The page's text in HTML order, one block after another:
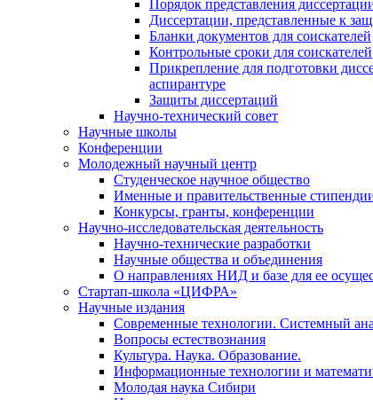
Порядок представления
Диссертации, представленные к
Бланки документов для соискателей
Контрольные сроки для соискателей
Прикрепление для подготовки
аспирантуре
Защиты диссертаций
Научно-технический совет
Научные школы
Конференции
Молодежный научный центр
Студенческое научное общество
Именные и правительственные
Конкурсы, гранты, конференции
Научно-исследовательская деятельность
Научно-технические разработки
Научные общества и объединения
О направлениях НИД и базе для ее
Стартап-школа «ЦИФРА»
Научные издания
Современные технологии. Системный
Вопросы естествознания
Культура. Наука. Образование.
Информационные технологии и
Молодая наука Сибири